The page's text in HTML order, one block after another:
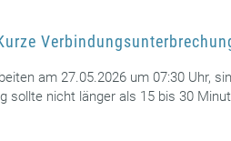
am 27.05.2026 um 07:30 Uhr,
sollte nicht länger als 15 bis 30